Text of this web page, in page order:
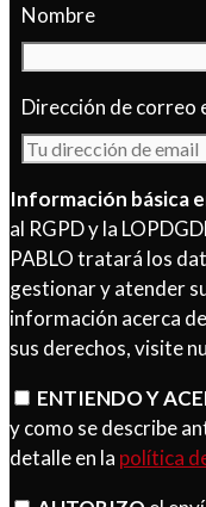
Nombre
Dirección de correo
Información básica
al RGPD y la
PABLO tratará los
gestionar y atender
información acerca
sus derechos, visite
ENTIENDO Y
y como se describe
detalle en la política